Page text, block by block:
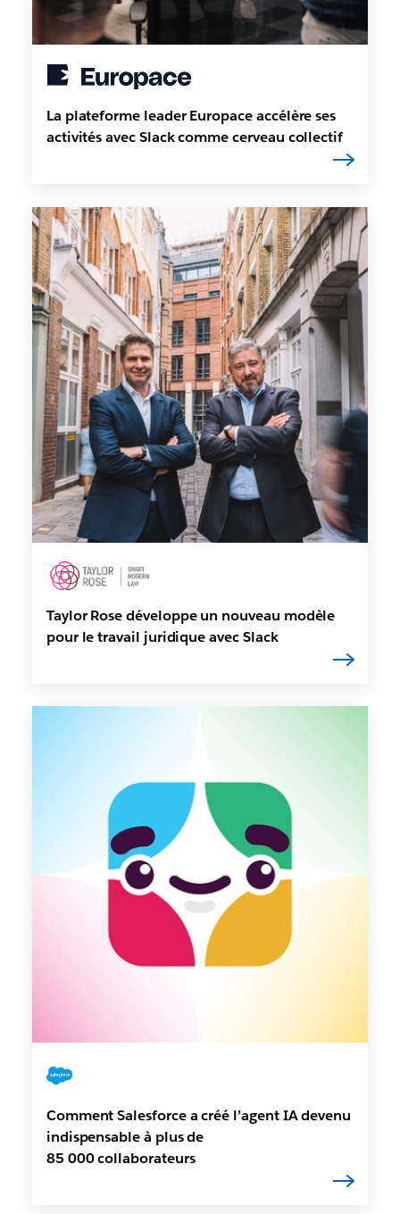
La plateforme leader Europace accélère ses
activités avec Slack comme cerveau collectif
Taylor Rose développe un nouveau modèle
pour le travail juridique avec Slack
Comment Salesforce a créé l’agent IA devenu
indispensable à plus de
85 000 collaborateurs